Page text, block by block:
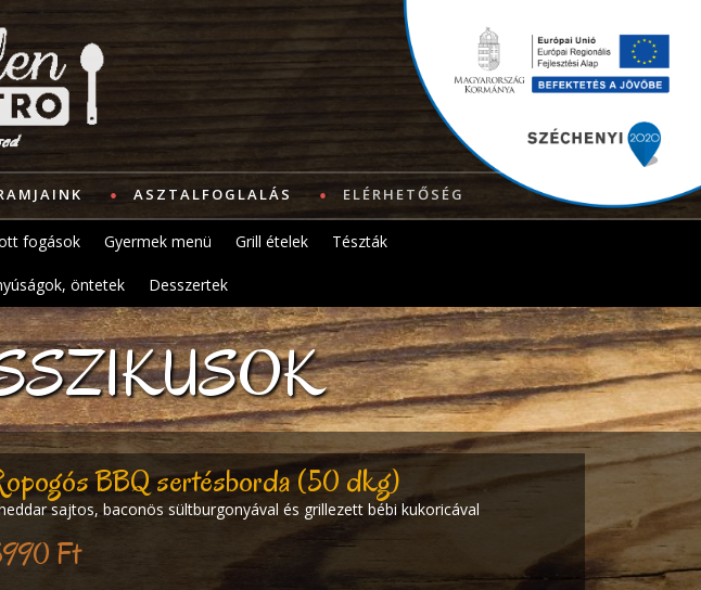
ASZTALFOGLALÁS ELÉRHETŐSÉG
fogások Gyermek menü Grill ételek Tészták
öntetek Desszertek
BBQ sertésborda (50 dkg)
sajtos, baconös sültburgonyával és grillezett bébi kukoricával
Ft